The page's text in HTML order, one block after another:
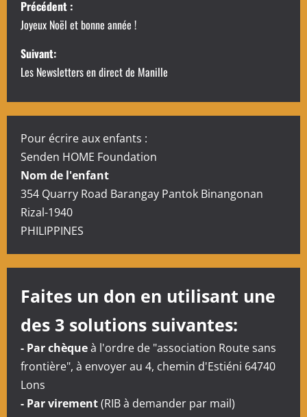
a
v
i
g
a
t
i
o
n
d
’
a
r
t
Précédent :
Joyeux Noël et bonne année !
Suivant:
Les Newsletters en direct de Manille
Pour écrire aux enfants :
Senden HOME Foundation
Nom de l'enfant
354 Quarry Road Barangay Pantok Binangonan
Rizal-1940
PHILIPPINES
Faites un don en utilisant une
des 3 solutions suivantes:
- Par chèqueà l'ordre de "association Route sans
frontière", à envoyer au 4, chemin d'Estiéni 64740
Lons
- Par virement(RIB à demander par mail)